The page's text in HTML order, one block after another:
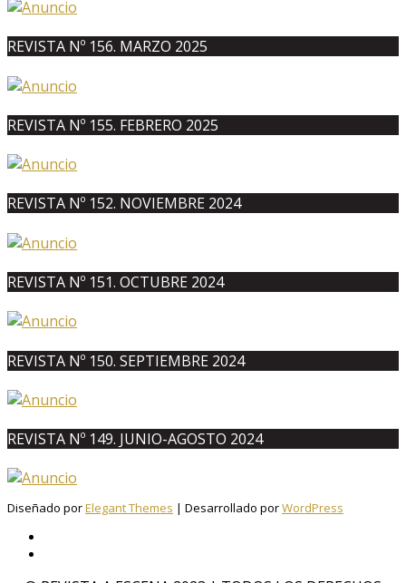
REVISTA Nº 156. MARZO 2025
REVISTA Nº 155. FEBRERO 2025
REVISTA Nº 152. NOVIEMBRE 2024
REVISTA Nº 151. OCTUBRE 2024
REVISTA Nº 150. SEPTIEMBRE 2024
REVISTA Nº 149. JUNIO-AGOSTO 2024
Diseñado porElegant Themes | Desarrollado porWordPress